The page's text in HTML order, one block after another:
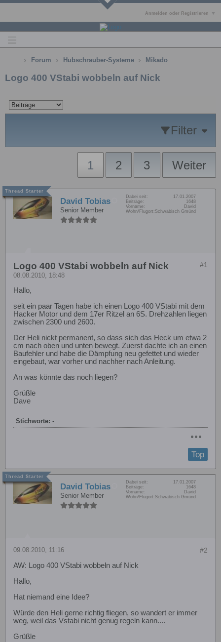
Anmelden oder Registrieren
Forum Hubschrauber-Systeme Mikado
Logo 400 VStabi wobbeln auf Nick
Filter
1 2 3 Weiter
David Tobias
Senior Member
Dabei seit:
17.01.2007
Beiträge:
1648
Vorname:
David
Wohn/Flugort: Schwäbisch Gmünd
#1
Logo 400 VStabi wobbeln auf Nick
08.08.2010, 18:48
Hallo,
seit ein paar Tagen habe ich einen Logo 400 VStabi mit dem
Hacker Motor und dem 17er Ritzel an 6S. Drehzahlen liegen
zwischen 2300 und 2600.
Der Heli nickt permanent, so dass sich das Heck um etwa 2
cm nach oben und unten bewegt. Zuerst dachte ich an einen
Baufehler und habe die Dämpfung neu gefettet und wieder
eingebaut, war vorher und nachher nach Anleitung.
An was könnte das noch liegen?
Grüßle
Dave
Stichworte: -
Top
David Tobias
Senior Member
Dabei seit:
17.01.2007
Beiträge:
1648
Vorname:
David
Wohn/Flugort: Schwäbisch Gmünd
#2
09.08.2010, 11:16
AW: Logo 400 VStabi wobbeln auf Nick
Hallo,
Hat niemand eine Idee?
Würde den Heli gerne richtig fliegen, so wandert er immer
weg, weil das Vstabi nicht genug regeln kann....
Grüßle